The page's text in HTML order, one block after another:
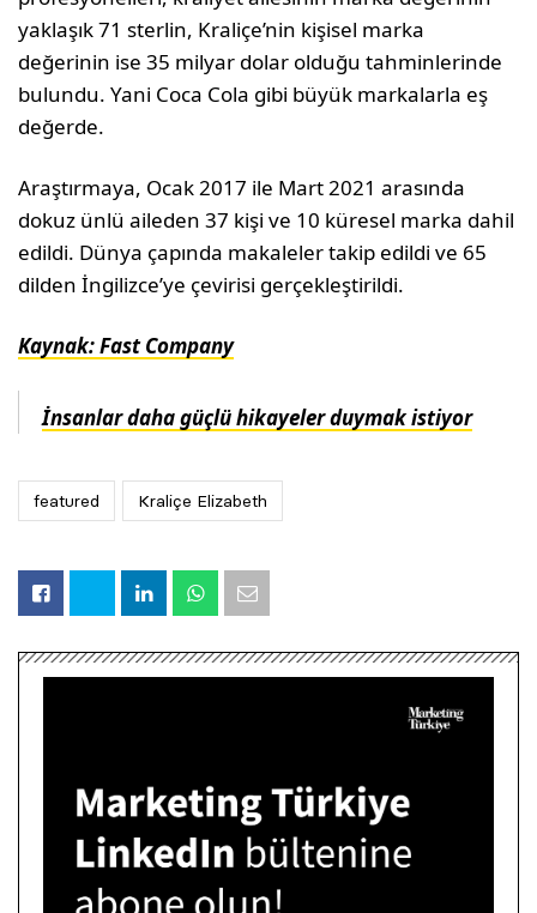
yaklaşık 71 sterlin, Kraliçe’nin kişisel marka
değerinin ise 35 milyar dolar olduğu tahminlerinde
bulundu. Yani Coca Cola gibi büyük markalarla eş
değerde.
Araştırmaya, Ocak 2017 ile Mart 2021 arasında
dokuz ünlü aileden 37 kişi ve 10 küresel marka dahil
edildi. Dünya çapında makaleler takip edildi ve 65
dilden İngilizce’ye çevirisi gerçekleştirildi.
Kaynak: Fast Company
İnsanlar daha güçlü hikayeler duymak istiyor
featured Kraliçe Elizabeth